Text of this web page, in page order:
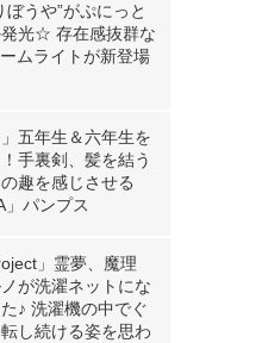
ぼうや”がぷにっと
光☆ 存在感抜群な
ムライトが新登場
」五年生＆六年生を
手裏剣、髪を結う
趣を感じさせる
」パンプス
」霊夢、魔理
が洗濯ネットにな
♪ 洗濯機の中でぐ
し続ける姿を思わ